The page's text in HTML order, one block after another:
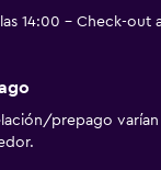
14:00 - Check-out
prepago